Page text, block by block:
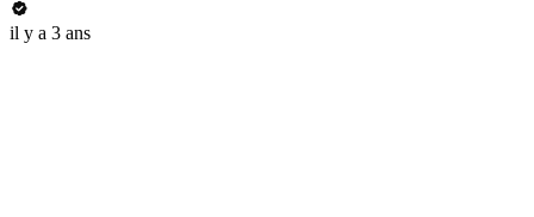
il y a 3 ans